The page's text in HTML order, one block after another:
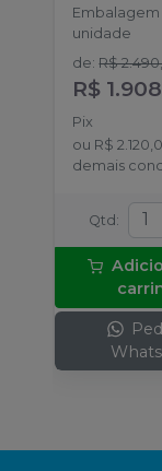
Embalagem
unidade
de:R$
R$
Pix
ou R$
demais
Qtd :